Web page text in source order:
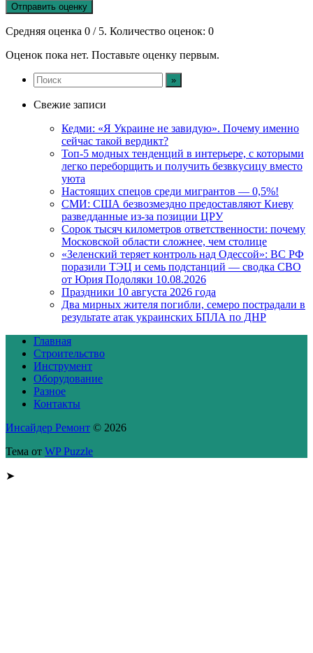
Отправить оценку
Средняя оценка 0 / 5. Количество оценок: 0
Оценок пока нет. Поставьте оценку первым.
Свежие записи
Кедми: «Я Украине не завидую». Почему именно
сейчас такой вердикт?
Топ-5 модных тенденций в интерьере, с которыми
легко переборщить и получить безвкусицу вместо
уюта
Настоящих спецов среди мигрантов — 0,5%!
СМИ: США безвозмездно предоставляют Киеву
разведданные из-за позиции ЦРУ
Сорок тысяч километров ответственности: почему
Московской области сложнее, чем столице
«Зеленский теряет контроль над Одессой»: ВС РФ
поразили ТЭЦ и семь подстанций — сводка СВО
от Юрия Подоляки 10.08.2026
Праздники 10 августа 2026 года
Два мирных жителя погибли, семеро пострадали в
результате атак украинских БПЛА по ДНР
Главная
Строительство
Инструмент
Оборудование
Разное
Контакты
Инсайдер Ремонт © 2026
Тема от WP Puzzle
➤